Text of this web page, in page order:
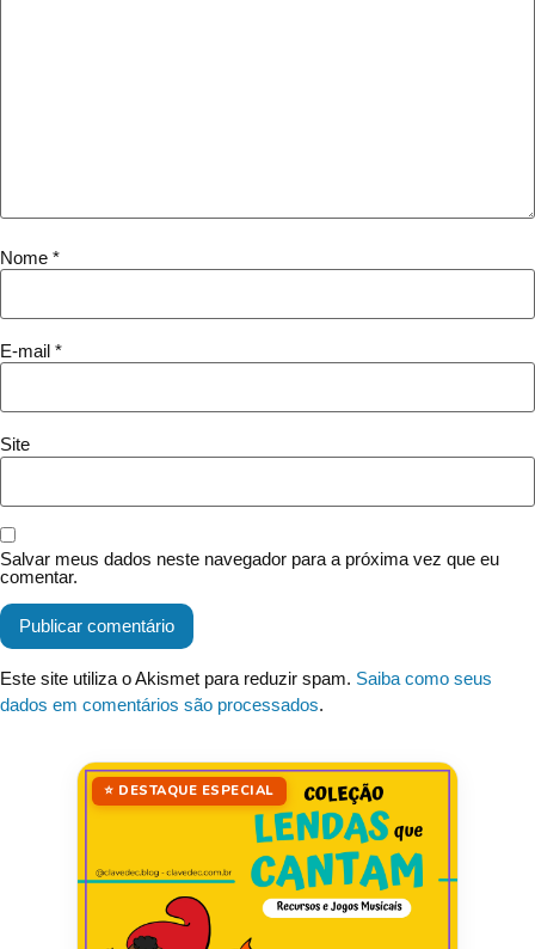
Nome *
E-mail *
Site
Salvar meus dados neste navegador para a próxima vez que eu
comentar.
Este site utiliza o Akismet para reduzir spam. Saiba como seus
dados em comentários são processados.
⭐ DESTAQUE ESPECIAL